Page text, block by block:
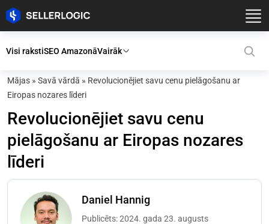
Visi rakstiSEO AmazonāVairāk
Mājas » Savā vārdā » Revolucionējiet savu cenu pielāgošanu ar
Eiropas nozares līderi
Revolucionējiet savu cenu
pielāgošanu ar Eiropas nozares
līderi
Daniel Hannig
Publicēts: 2024. gada 23. augusts